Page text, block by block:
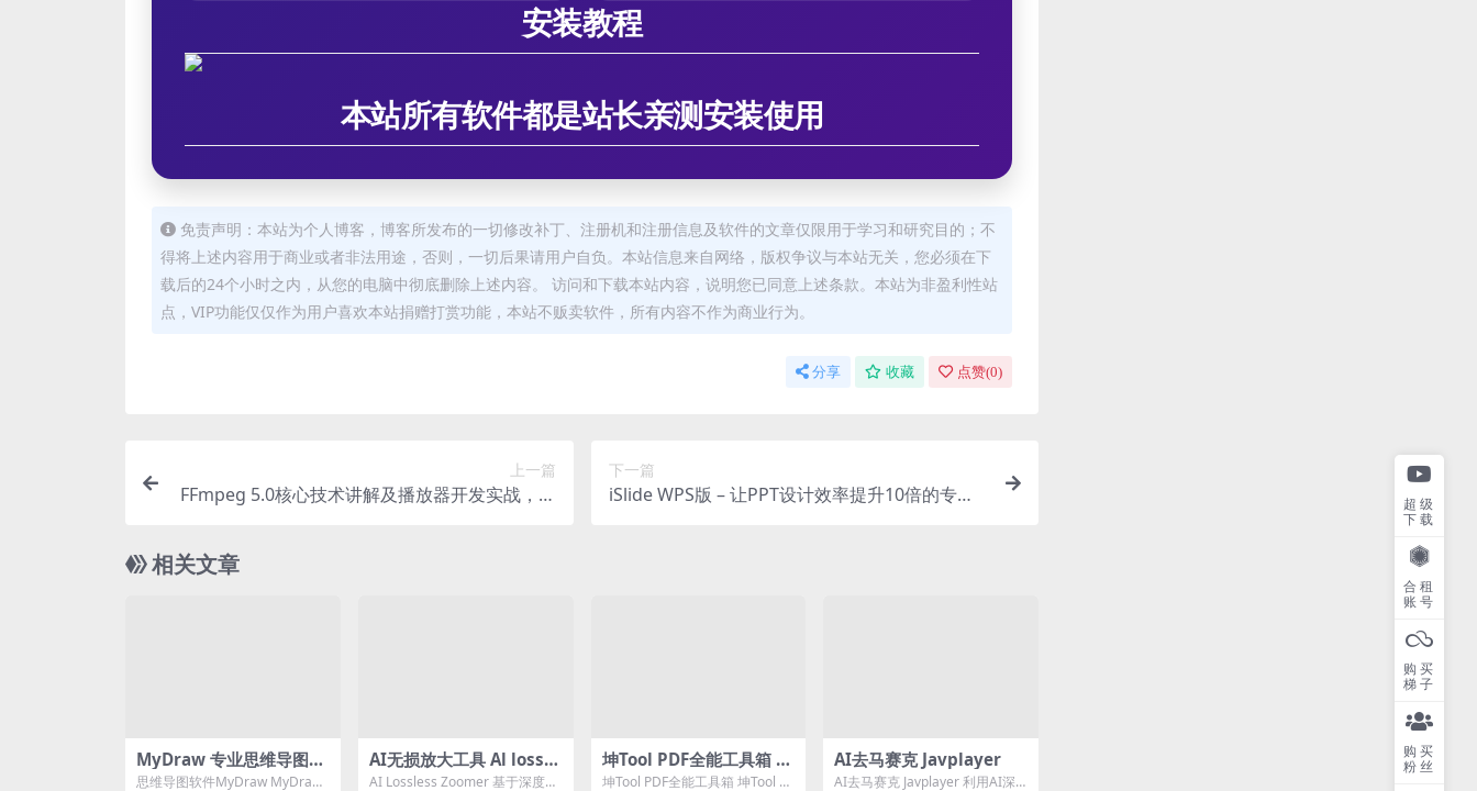
安装教程
本站所有软件都是站长亲测安装使用
免责声明：本站为个人博客，博客所发布的一切修改补丁、注册机和注册信息及软件的文章仅限用于学习和研究目的；不
得将上述内容用于商业或者非法用途，否则，一切后果请用户自负。本站信息来自网络，版权争议与本站无关，您必须在下
载后的24个小时之内，从您的电脑中彻底删除上述内容。 访问和下载本站内容，说明您已同意上述条款。本站为非盈利性站
点，VIP功能仅仅作为用户喜欢本站捐赠打赏功能，本站不贩卖软件，所有内容不作为商业行为。
分享 收藏 点赞(0)
上一篇
FFmpeg 5.0核心技术讲解及播放器开发实战，你
下一篇
iSlide WPS版 – 让PPT设计效率提升10倍的专业
相关文章
MyDraw 专业思维导图与
图表设计软件 —— 高效可
思维导图软件MyDraw MyDraw
AI无损放大工具 Al lossle
ss zoomer
AI Lossless Zoomer 基于深度学
坤Tool PDF全能工具箱 –
专业高效的PDF处理专家
坤Tool PDF全能工具箱 坤Tool P
AI去马赛克 Javplayer
AI去马赛克 Javplayer 利用AI深
超级
下载
合租
账号
购买
梯子
购买
粉丝